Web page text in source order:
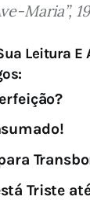
Maria”,
Leitura E
Triste